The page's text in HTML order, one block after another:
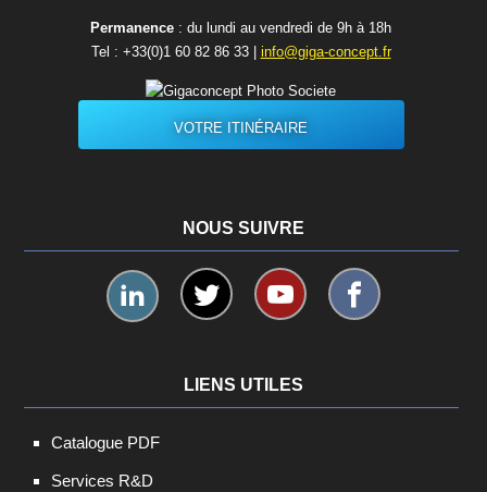
Permanence : du lundi au vendredi de 9h à 18h
Tel : +33(0)1 60 82 86 33| info@giga-concept.fr
VOTRE ITINÉRAIRE
NOUS SUIVRE
LIENS UTILES
Catalogue PDF
Services R&D